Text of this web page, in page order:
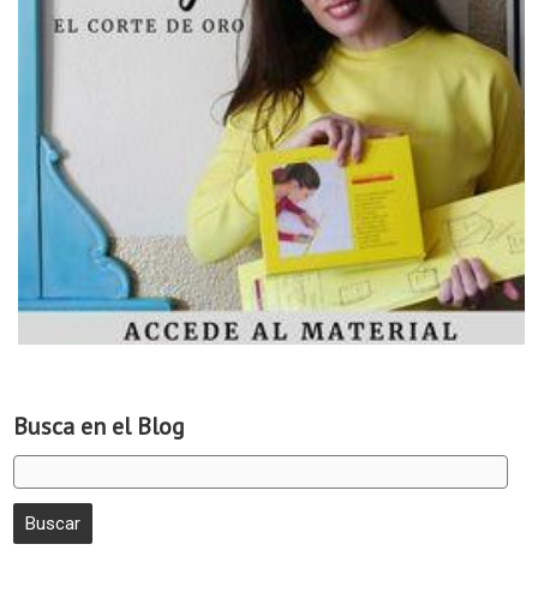
Busca en el Blog